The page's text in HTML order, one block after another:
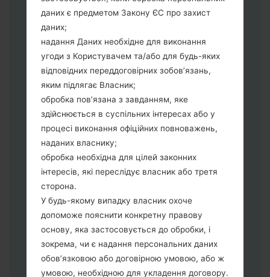
збереження Ваших даних.
Тепер вимкніть пристрій і увійдіть у
"Download" режим. Усі методи як це
зробити:
Натисніть та утримуйти клавіші:
живлення, збільшення гучності та Bixbi.
Натисніть та утримуйте клавіші:
зменшення та збільшення гучності.
Підключивши телефон до ПК
використовуючи USB кабель.
Натисніть та утримуйти клавіші:
живлення, збільшення гучності та
додому.
Підключіть USB кабель та натисніть
клавіші: зменшення звуку та Bixbi.
Натисніть та утримуйти клавіші:
живлення та збільшення гучності.
Далі підключить телефон до ПК,
програма Odin повина виявити Ваш
даних є предметом Закону ЄС про захист
даних;
надання Даних необхідне для виконання
угоди з Користувачем та/або для будь-яких
відповідних переддоговірних зобов’язань,
яким підлягає Власник;
обробка пов’язана з завданням, яке
здійснюється в суспільних інтересах або у
процесі виконання офіційних повноважень,
наданих власнику;
обробка необхідна для цілей законних
інтересів, які переслідує власник або третя
сторона.
У будь-якому випадку власник охоче
допоможе пояснити конкретну правову
основу, яка застосовується до обробки, і
зокрема, чи є надання персональних даних
обов’язковою або договірною умовою, або ж
умовою, необхідною для укладення договору.